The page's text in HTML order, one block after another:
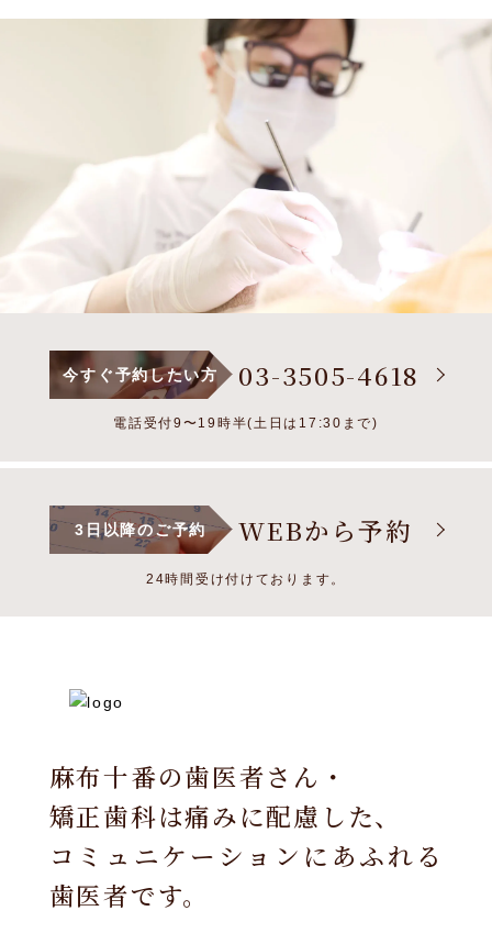
今すぐ予約したい方 03-3505-4618
電話受付9〜19時半(土日は17:30まで)
3日以降のご予約 WEBから予約
24時間受け付けております。
麻布十番の歯医者さん・
矯正歯科は痛みに配慮した、
コミュニケーションにあふれる
歯医者です。